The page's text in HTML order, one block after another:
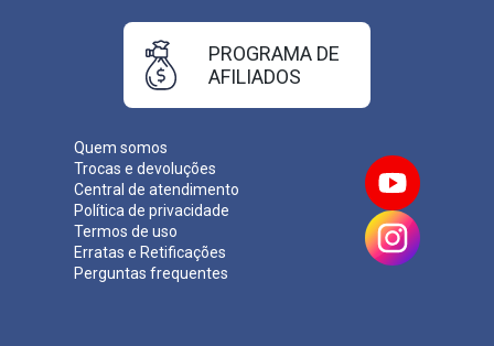
Quem somos
Trocas e devoluções
Central de atendimento
Política de privacidade
Termos de uso
Erratas e Retificações
Perguntas frequentes
PROGRAMA DE
AFILIADOS